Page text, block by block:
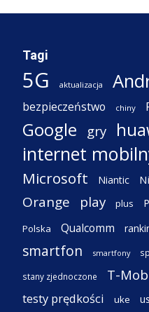
Tagi
5G aktualizacja
bezpieczeństwo chiny
Google gry
internet
Microsoft Niantic
Orange play plus
Polska Qualcomm
smartfon smartfony
stany zjednoczone T-
testy prędkości uke